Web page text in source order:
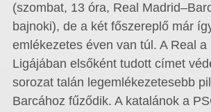
(szombat, 13 óra, Real
bajnoki), de a két főszereplő már
emlékezetes éven van túl. A Real a
Ligájában elsőként tudott címet
sorozat talán legemlékezetesebb
Barcához fűződik. A katalánok a